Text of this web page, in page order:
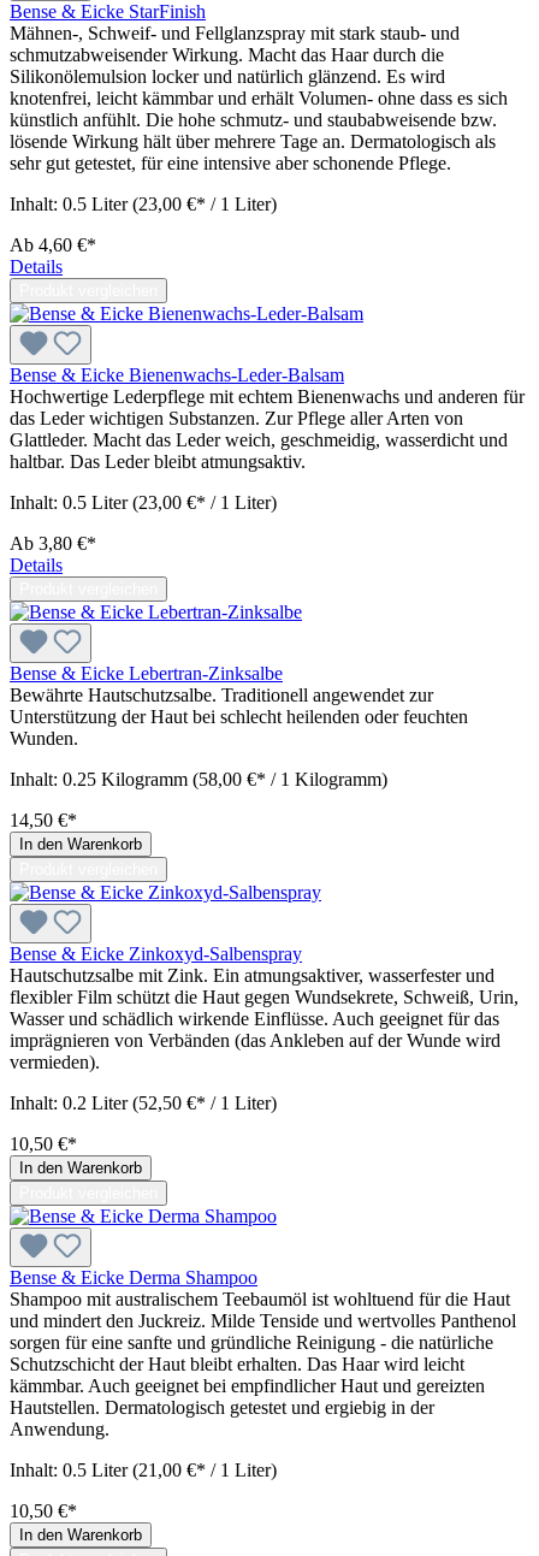
Bense & Eicke StarFinish
Mähnen-, Schweif- und Fellglanzspray mit stark staub- und
schmutzabweisender Wirkung. Macht das Haar durch die
Silikonölemulsion locker und natürlich glänzend. Es wird
knotenfrei, leicht kämmbar und erhält Volumen- ohne dass es sich
künstlich anfühlt. Die hohe schmutz- und staubabweisende bzw.
lösende Wirkung hält über mehrere Tage an. Dermatologisch als
sehr gut getestet, für eine intensive aber schonende Pflege.
Inhalt: 0.5 Liter(23,00 €* / 1 Liter)
Ab 4,60 €*
Details
Bense & Eicke Bienenwachs-Leder-Balsam
Hochwertige Lederpflege mit echtem Bienenwachs und anderen für
das Leder wichtigen Substanzen. Zur Pflege aller Arten von
Glattleder. Macht das Leder weich, geschmeidig, wasserdicht und
haltbar. Das Leder bleibt atmungsaktiv.
Inhalt: 0.5 Liter(23,00 €* / 1 Liter)
Ab 3,80 €*
Details
Bense & Eicke Lebertran-Zinksalbe
Bewährte Hautschutzsalbe. Traditionell angewendet zur
Unterstützung der Haut bei schlecht heilenden oder feuchten
Wunden.
Inhalt: 0.25 Kilogramm (58,00 €* / 1 Kilogramm)
14,50 €*
In den Warenkorb
Bense & Eicke Zinkoxyd-Salbenspray
Hautschutzsalbe mit Zink. Ein atmungsaktiver, wasserfester und
flexibler Film schützt die Haut gegen Wundsekrete, Schweiß, Urin,
Wasser und schädlich wirkende Einflüsse. Auch geeignet für das
imprägnieren von Verbänden (das Ankleben auf der Wunde wird
vermieden).
Inhalt: 0.2 Liter(52,50 €* / 1 Liter)
10,50 €*
In den Warenkorb
Bense & Eicke Derma Shampoo
Shampoo mit australischem Teebaumöl ist wohltuend für die Haut
und mindert den Juckreiz. Milde Tenside und wertvolles Panthenol
sorgen für eine sanfte und gründliche Reinigung - die natürliche
Schutzschicht der Haut bleibt erhalten. Das Haar wird leicht
kämmbar. Auch geeignet bei empfindlicher Haut und gereizten
Hautstellen. Dermatologisch getestet und ergiebig in der
Anwendung.
Inhalt: 0.5 Liter(21,00 €* / 1 Liter)
10,50 €*
In den Warenkorb